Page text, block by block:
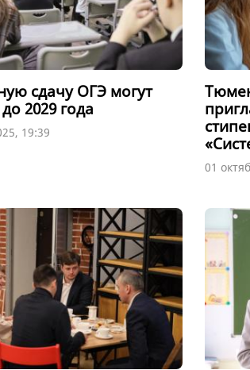
сдачу ОГЭ могут
2029 года
19:39
01